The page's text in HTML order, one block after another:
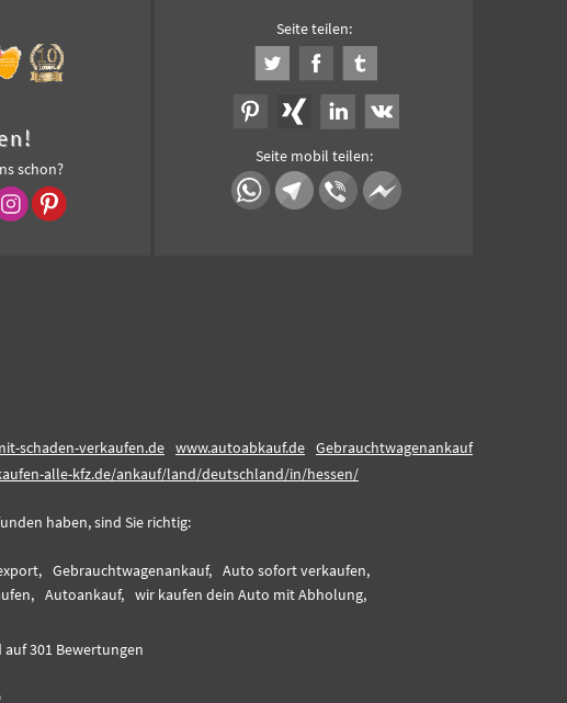
schon?
Seite teilen:
Seite mobil teilen:
schaden-verkaufen.de www.autoabkauf.de Gebrauchtwagenankauf
alle-kfz.de/ankauf/land/deutschland/in/hessen/
haben, sind Sie richtig:
Gebrauchtwagenankauf, Auto sofort verkaufen,
Autoankauf, wir kaufen dein Auto mit Abholung,
auf301 Bewertungen